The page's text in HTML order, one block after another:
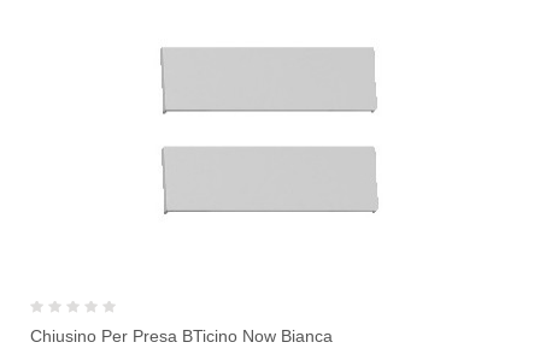
Chiusino Per Presa BTicino Now Bianca